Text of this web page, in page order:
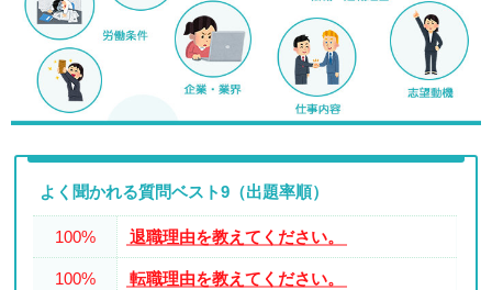
よく聞かれる質問ベスト9（出題率順）
100% 退職理由を教えてください。
100% 転職理由を教えてください。